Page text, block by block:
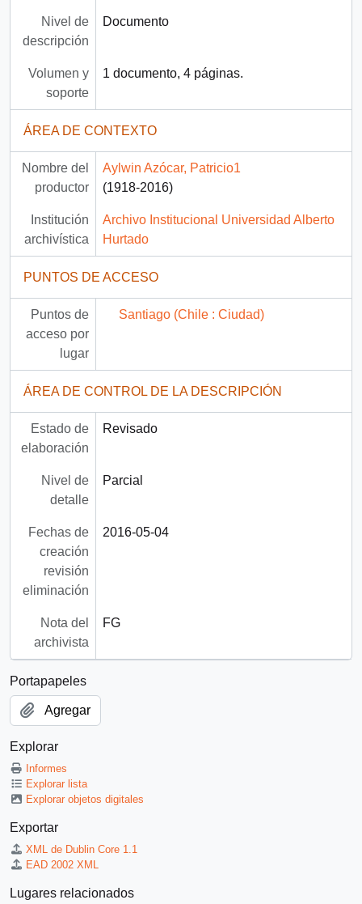
Nivel de
descripción
Documento
Volumen y
soporte
1 documento, 4 páginas.
ÁREA DE CONTEXTO
Nombre del
productor
Aylwin Azócar, Patricio1
(1918-2016)
Institución
archivística
Archivo Institucional Universidad Alberto
Hurtado
PUNTOS DE ACCESO
Puntos de
acceso por
lugar
Santiago (Chile : Ciudad)
ÁREA DE CONTROL DE LA DESCRIPCIÓN
Estado de
elaboración
Revisado
Nivel de
detalle
Parcial
Fechas de
creación
revisión
eliminación
2016-05-04
Nota del
archivista
FG
Portapapeles
Agregar
Explorar
Informes
Explorar lista
Explorar objetos digitales
Exportar
XML de Dublin Core 1.1
EAD 2002 XML
Lugares relacionados